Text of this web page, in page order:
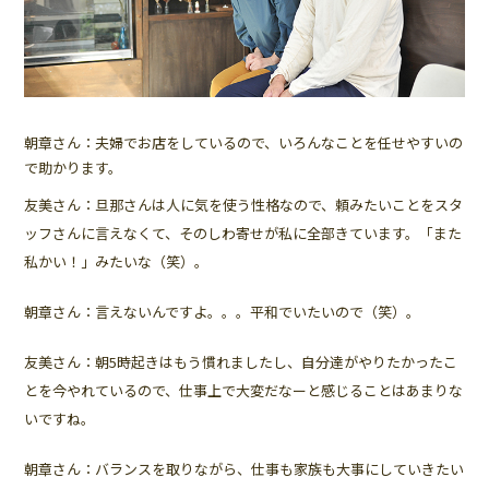
朝章さん：夫婦でお店をしているので、いろんなことを任せやすいの
で助かります。
友美さん：旦那さんは人に気を使う性格なので、頼みたいことをスタ
ッフさんに言えなくて、そのしわ寄せが私に全部きています。「また
私かい！」みたいな（笑）。
朝章さん：言えないんですよ。。。平和でいたいので（笑）。
友美さん：朝5時起きはもう慣れましたし、自分達がやりたかったこ
とを今やれているので、仕事上で大変だなーと感じることはあまりな
いですね。
朝章さん：バランスを取りながら、仕事も家族も大事にしていきたい